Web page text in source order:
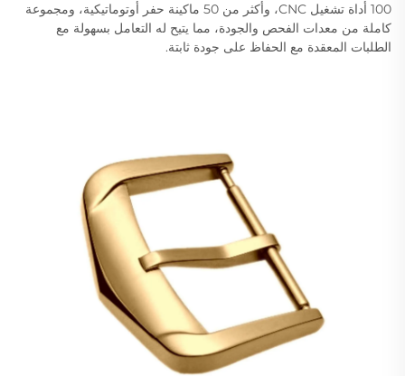
100 أداة تشغيل CNC، وأكثر من 50 ماكينة حفر أوتوماتيكية، ومجموعة
كاملة من معدات الفحص والجودة، مما يتيح له التعامل بسهولة مع
الطلبات المعقدة مع الحفاظ على جودة ثابتة.